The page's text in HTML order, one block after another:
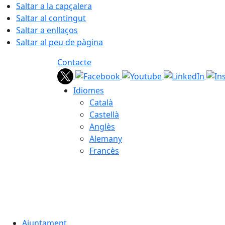
Saltar a la capçalera
Saltar al contingut
Saltar a enllaços
Saltar al peu de pàgina
Contacte
Idiomes
Català
Castellà
Anglès
Alemany
Francès